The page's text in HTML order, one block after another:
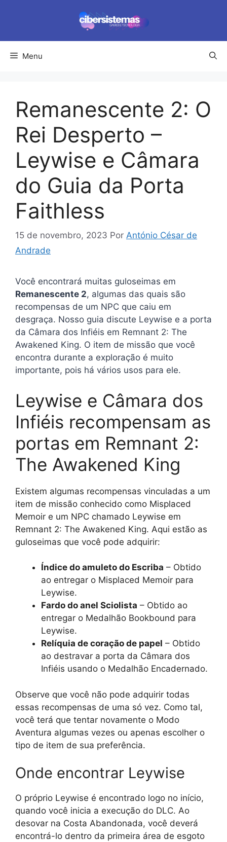
conteúdo
Menu
Remanescente 2: O
Rei Desperto –
Leywise e Câmara
do Guia da Porta
Faithless
15 de novembro, 2023 Por António César de
Andrade
Você encontrará muitas guloseimas em
Remanescente 2, algumas das quais são
recompensas de um NPC que caiu em
desgraça. Nosso guia discute Leywise e a porta
da Câmara dos Infiéis em Remnant 2: The
Awakened King. O item de missão que você
encontra durante a exploração é muito
importante, pois há vários usos para ele.
Leywise e Câmara dos
Infiéis recompensam as
portas em Remnant 2:
The Awakened King
Existem algumas recompensas vinculadas a um
item de missão conhecido como Misplaced
Memoir e um NPC chamado Leywise em
Remnant 2: The Awakened King. Aqui estão as
guloseimas que você pode adquirir:
Índice do amuleto do Escriba – Obtido
ao entregar o Misplaced Memoir para
Leywise.
Fardo do anel Sciolista – Obtido ao
entregar o Medalhão Bookbound para
Leywise.
Relíquia de coração de papel – Obtido
ao destravar a porta da Câmara dos
Infiéis usando o Medalhão Encadernado.
Observe que você não pode adquirir todas
essas recompensas de uma só vez. Como tal,
você terá que tentar novamente o Modo
Aventura algumas vezes ou apenas escolher o
tipo de item de sua preferência.
Onde encontrar Leywise
O próprio Leywise é encontrado logo no início,
quando você inicia a execução do DLC. Ao
desovar na Costa Abandonada, você deverá
encontrá-lo dentro da primeira área de esgoto